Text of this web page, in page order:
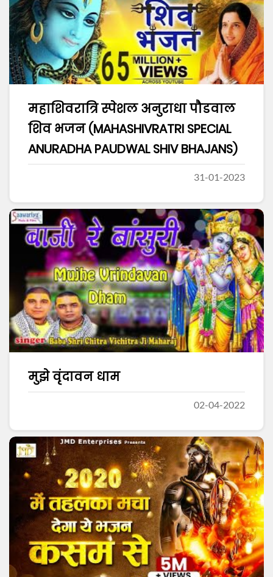
महाशिवरात्रि स्पेशल अनुराधा पौडवाल
शिव भजन (MAHASHIVRATRI SPECIAL
ANURADHA PAUDWAL SHIV BHAJANS)
31-01-2023
मुझे वृंदावन धाम
02-04-2022